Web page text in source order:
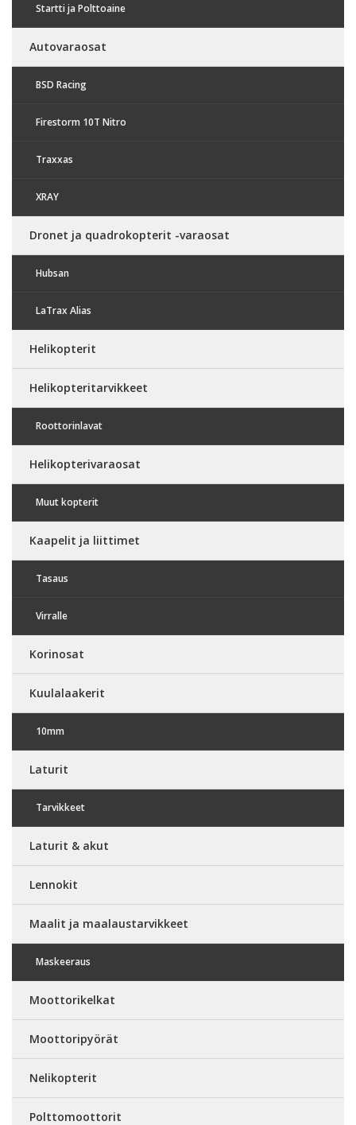
Startti ja Polttoaine
Autovaraosat
BSD Racing
Firestorm 10T Nitro
Traxxas
XRAY
Dronet ja quadrokopterit -varaosat
Hubsan
LaTrax Alias
Helikopterit
Helikopteritarvikkeet
Roottorinlavat
Helikopterivaraosat
Muut kopterit
Kaapelit ja liittimet
Tasaus
Virralle
Korinosat
Kuulalaakerit
10mm
Laturit
Tarvikkeet
Laturit & akut
Lennokit
Maalit ja maalaustarvikkeet
Maskeeraus
Moottorikelkat
Moottoripyörät
Nelikopterit
Polttomoottorit